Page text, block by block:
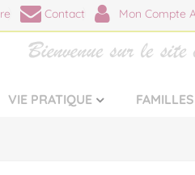
Contact Mon Compte
VIE PRATIQUE FAMILLES